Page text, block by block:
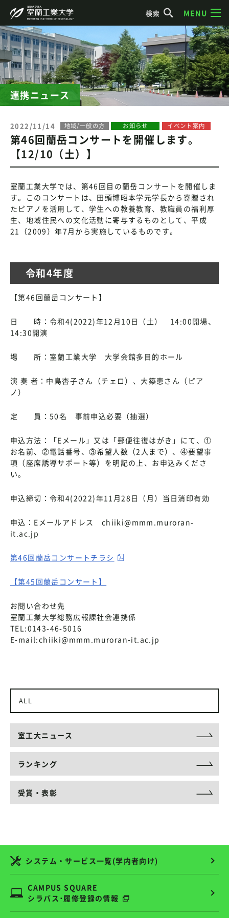
検索 MENU
連携ニュース
2022/11/14 地域/一般の方 お知らせ イベント案内
第46回蘭岳コンサートを開催します。
【12/10（土）】
室蘭工業大学では、第46回目の蘭岳コンサートを開催しま
す。このコンサートは、田頭博昭本学元学長から寄贈され
たピアノを活用して、学生への教養教育、教職員の福利厚
生、地域住民への文化活動に寄与するものとして、平成
21（2009）年7月から実施しているものです。
令和4年度
【第46回蘭岳コンサート】
日 時：令和4(2022)年12月10日（土） 14:00開場、
14:30開演
場 所：室蘭工業大学 大学会館多目的ホール
演 奏 者：中島杏子さん（チェロ）、大築恵さん（ピア
ノ）
定 員：50名 事前申込必要（抽選）
申込方法：「Eメール」又は「郵便往復はがき」にて、①
お名前、②電話番号、③希望人数（2人まで）、④要望事
項（座席誘導サポート等）を明記の上、お申込みくださ
い。
申込締切：令和4(2022)年11月28日（月）当日消印有効
申込：Eメールアドレス chiiki@mmm.muroran-
it.ac.jp
第46回蘭岳コンサートチラシ
【第45回蘭岳コンサート】
お問い合わせ先
室蘭工業大学総務広報課社会連携係
TEL:0143-46-5016
E-mail:chiiki@mmm.muroran-it.ac.jp
ALL
室工大ニュース
ランキング
受賞・表彰
システム・サービス一覧(学内者向け)
CAMPUS SQUARE
シラバス･履修登録の情報